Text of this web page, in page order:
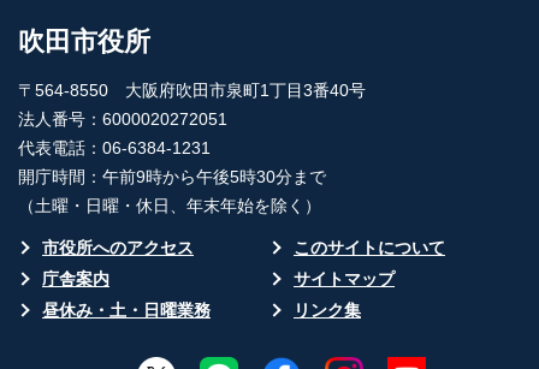
吹田市役所
〒564-8550 大阪府吹田市泉町1丁目3番40号
法人番号：6000020272051
代表電話：06-6384-1231
開庁時間：午前9時から午後5時30分まで
（土曜・日曜・休日、年末年始を除く）
市役所へのアクセス
このサイトについて
庁舎案内
サイトマップ
昼休み・土・日曜業務
リンク集